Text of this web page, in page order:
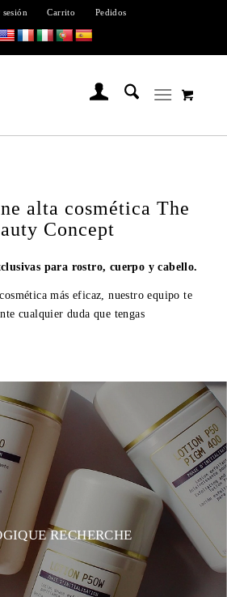
Carrito Pedidos
alta cosmética The
Concept
para rostro, cuerpo y cabello.
más eficaz, nuestro equipo te
cualquier duda que tengas
RECHERCHE